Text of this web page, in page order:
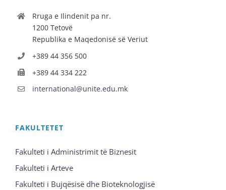
Rruga e Ilindenit pa nr.
1200 Tetovë
Republika e Maqedonisë së Veriut
+389 44 356 500
+389 44 334 222
international@unite.edu.mk
FAKULTETET
Fakulteti i Administrimit të Biznesit
Fakulteti i Arteve
Fakulteti i Bujqësisë dhe Bioteknologjisë